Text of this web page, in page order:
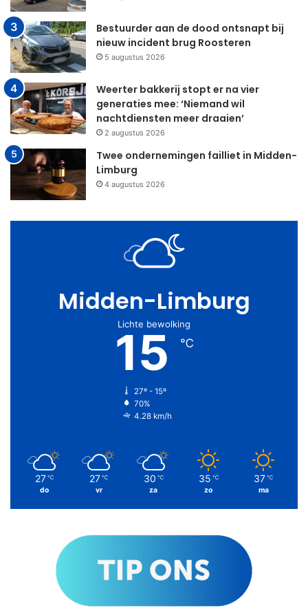
Bestuurder aan de dood ontsnapt bij
nieuw incident brug Roosteren
5 augustus 2026
Weerter bakkerij stopt er na vier
generaties mee: ‘Niemand wil
nachtdiensten meer draaien’
2 augustus 2026
Twee ondernemingen failliet in Midden-
Limburg
4 augustus 2026
Midden-Limburg
Lichte bewolking
15 ℃
27º - 15º
70%
4.28 km/h
27 ℃
do
27 ℃
vr
30 ℃
za
35 ℃
zo
37 ℃
ma